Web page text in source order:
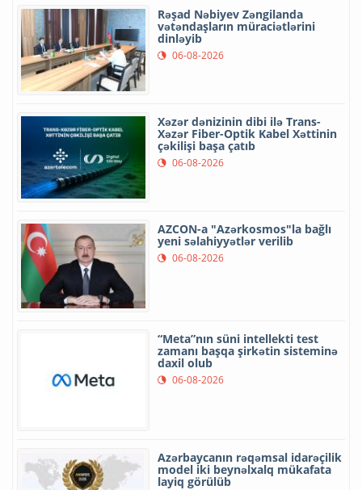
Rəşad Nəbiyev Zəngilanda
vətəndaşların müraciətlərini
dinləyib
06-08-2026
Xəzər dənizinin dibi ilə Trans-
Xəzər Fiber-Optik Kabel Xəttinin
çəkilişi başa çatıb
06-08-2026
AZCON-a "Azərkosmos"la bağlı
yeni səlahiyyətlər verilib
06-08-2026
“Meta”nın süni intellekti test
zamanı başqa şirkətin sisteminə
daxil olub
06-08-2026
Azərbaycanın rəqəmsal idarəçilik
model iki beynəlxalq mükafata
layiq görülüb